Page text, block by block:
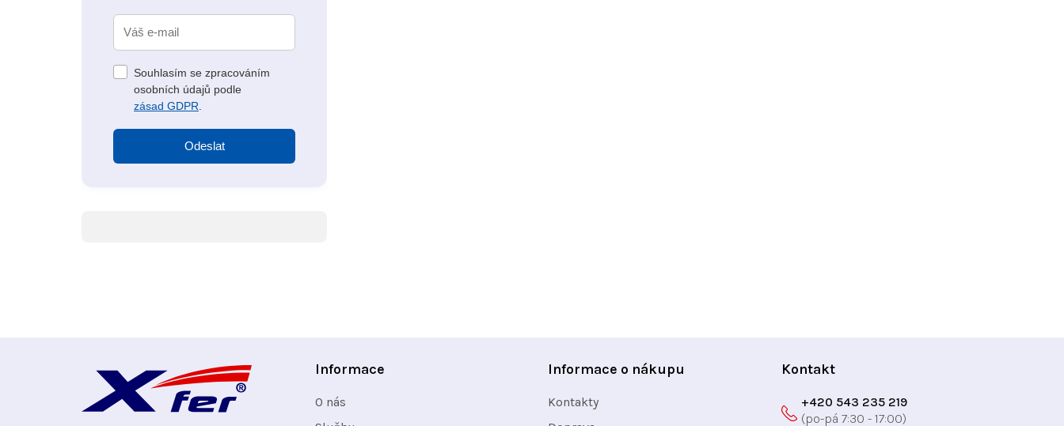
Souhlasím se zpracováním
osobních údajů podle
zásad GDPR
Odeslat
Informace
O nás
Informace o nákupu
Kontakty
Kontakt
+420 543 235 219